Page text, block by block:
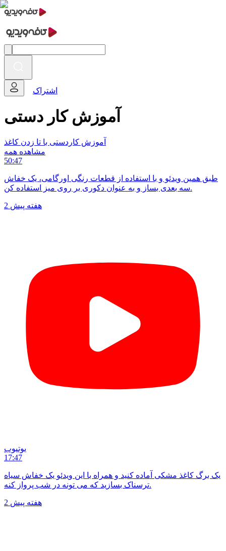
اشتراک
آموزش کار دستی
آموزش کاردستی با تا زدن کاغذ
مشاهده همه
50:47
طبق همین ویدئو و با استفاده از قطعات رنگی اورگامی، یک خفاش
سه بعدی بساز و به عنوان دکوری بر روی میز استفاده کن.
2 هفته پیش
یوتیوب
17:47
یک برگ کاغذ مشکی آماده کنید و همراه با این ویدئو یک خفاش سیاه
ترسناک بسازید که می تونه در شب پرواز کنه.
2 هفته پیش